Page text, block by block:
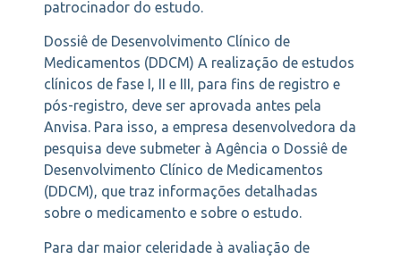
patrocinador do estudo.
Dossiê de Desenvolvimento Clínico de
Medicamentos (DDCM) A realização de estudos
clínicos de fase I, II e III, para fins de registro e
pós-registro, deve ser aprovada antes pela
Anvisa. Para isso, a empresa desenvolvedora da
pesquisa deve submeter à Agência o Dossiê de
Desenvolvimento Clínico de Medicamentos
(DDCM), que traz informações detalhadas
sobre o medicamento e sobre o estudo.
Para dar maior celeridade à avaliação de